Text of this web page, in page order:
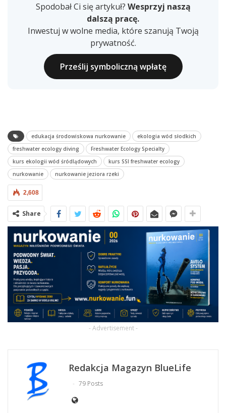
Spodobał Ci się artykuł? Wesprzyj naszą
dalszą pracę.
Inwestuj w wolne media, które szanują Twoją
prywatność.
Prześlij symboliczną wpłatę
edukacja środowiskowa nurkowanie
ekologia wód słodkich
freshwater ecology diving
Freshwater Ecology Specialty
kurs ekologii wód śródlądowych
kurs SSI freshwater ecology
nurkowanie
nurkowanie jeziora rzeki
2,608
Share
- Advertisement -
Redakcja Magazyn BlueLife
79 Posts